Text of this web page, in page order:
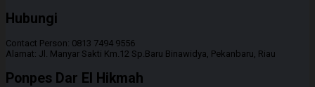
Hubungi
Contact Person: 0813 7494 9556
Alamat: Jl. Manyar Sakti Km.12 Sp.Baru Binawidya, Pekanbaru, Riau
Ponpes Dar El Hikmah